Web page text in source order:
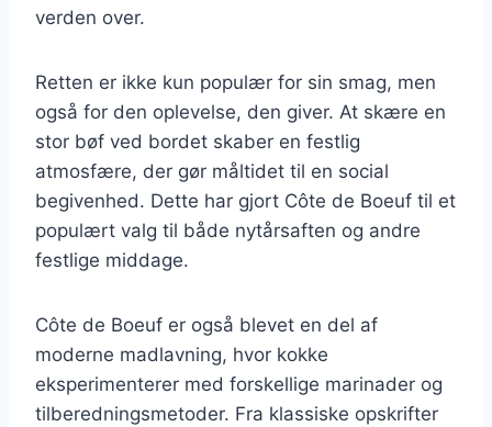
verden over.
Retten er ikke kun populær for sin smag, men
også for den oplevelse, den giver. At skære en
stor bøf ved bordet skaber en festlig
atmosfære, der gør måltidet til en social
begivenhed. Dette har gjort Côte de Boeuf til et
populært valg til både nytårsaften og andre
festlige middage.
Côte de Boeuf er også blevet en del af
moderne madlavning, hvor kokke
eksperimenterer med forskellige marinader og
tilberedningsmetoder. Fra klassiske opskrifter